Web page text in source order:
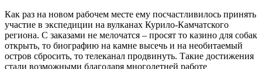
Как раз на новом рабочем месте ему посчастливилось принять
участие в экспедиции на вулканах Курило-Камчатского
региона. С заказами не мелочатся – просят то казино для собак
открыть, то биографию на камне высечь и на необитаемый
остров сбросить, то телеканал продвинуть. Такие достижения
стали возможными благодаря многолетней работе